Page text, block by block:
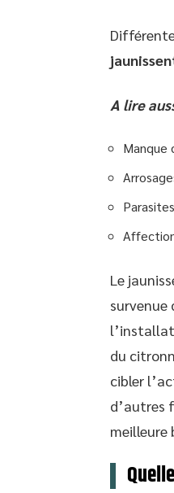
A lire
Manque
Le
survenue
du
cibler
d’autres
meilleure